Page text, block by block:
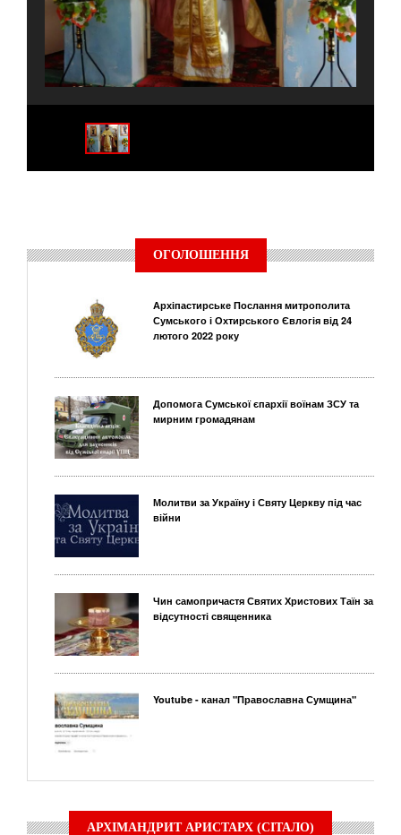
ОГОЛОШЕННЯ
Архіпастирське Послання митрополита
Сумського і Охтирського Євлогія від 24
лютого 2022 року
Допомога Сумської єпархії воїнам ЗСУ та
мирним громадянам
Молитви за Україну і Святу Церкву під час
війни
Чин самопричастя Святих Христових Таїн за
відсутності священника
Youtube - канал "Православна Сумщина"
АРХІМАНДРИТ АРИСТАРХ (СІТАЛО)